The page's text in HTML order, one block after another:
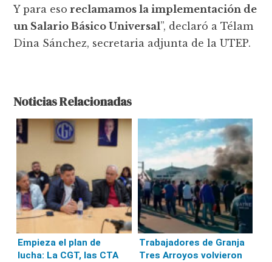
Y para eso reclamamos la implementación de
un Salario Básico Universal”, declaró a Télam
Dina Sánchez, secretaria adjunta de la UTEP.
Noticias Relacionadas
Empieza el plan de
lucha: La CGT, las CTA
Trabajadores de Granja
Tres Arroyos volvieron